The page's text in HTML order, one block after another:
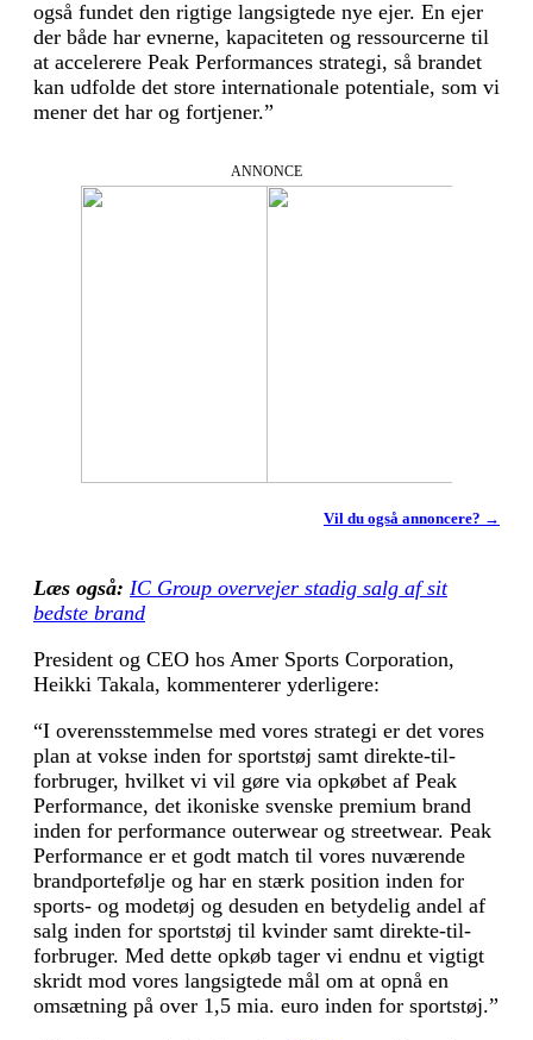
også fundet den rigtige langsigtede nye ejer. En ejer
der både har evnerne, kapaciteten og ressourcerne til
at accelerere Peak Performances strategi, så brandet
kan udfolde det store internationale potentiale, som vi
mener det har og fortjener.”
ANNONCE
Vil du også annoncere? →
Læs også: IC Group overvejer stadig salg af sit
bedste brand
President og CEO hos Amer Sports Corporation,
Heikki Takala, kommenterer yderligere:
“I overensstemmelse med vores strategi er det vores
plan at vokse inden for sportstøj samt direkte-til-
forbruger, hvilket vi vil gøre via opkøbet af Peak
Performance, det ikoniske svenske premium brand
inden for performance outerwear og streetwear. Peak
Performance er et godt match til vores nuværende
brandportefølje og har en stærk position inden for
sports- og modetøj og desuden en betydelig andel af
salg inden for sportstøj til kvinder samt direkte-til-
forbruger. Med dette opkøb tager vi endnu et vigtigt
skridt mod vores langsigtede mål om at opnå en
omsætning på over 1,5 mia. euro inden for sportstøj.”